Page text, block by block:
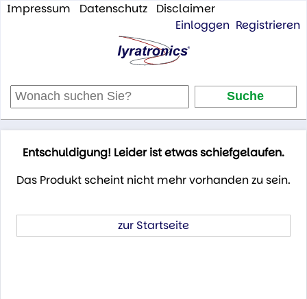
Impressum Datenschutz
Disclaimer
Einloggen Registrieren
Entschuldigung! Leider ist etwas schiefgelaufen.
Das Produkt scheint nicht mehr vorhanden zu sein.
zur Startseite